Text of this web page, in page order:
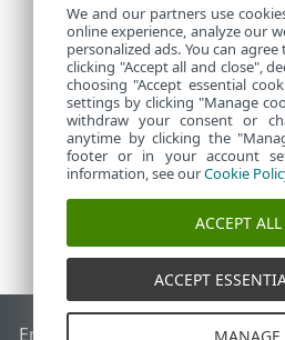
End of Life ESET-tietämyskanta
We and our partners use
online experience, analyze our
personalized ads. You can
clicking "Accept all and close",
choosing "Accept essential
settings by clicking "Manage
withdraw your consent or
anytime by clicking the
footer or in your account
information, see ourCookie
ACCEPT
ACCEPT